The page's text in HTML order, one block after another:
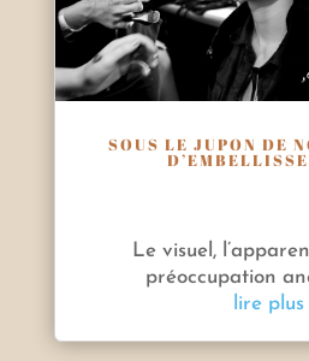
SOUS LE JUPON DE
Le visuel,
préoccupation
lire plus